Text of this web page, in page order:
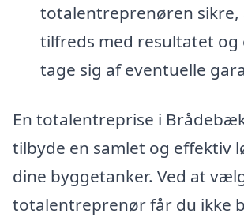
totalentreprenøren sikre,
tilfreds med resultatet og
tage sig af eventuelle
En totalentreprise i
tilbyde en samlet og effektiv
dine byggetanker. Ved at
totalentreprenør får du ikke